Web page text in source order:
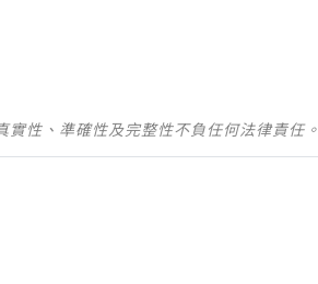
性、準確性及完整性不負任何法律責任。